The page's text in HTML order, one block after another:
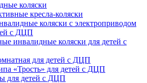
коляски
кресла-коляски
коляски с электроприводом
с ДЦП
инвалидные коляски для детей с
для детей с ДЦП
«Трость» для детей с ДЦП
для детей с ДЦП